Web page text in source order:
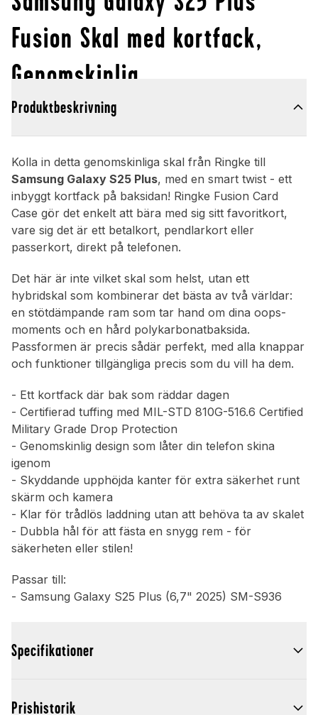
Fusion Skal med kortfack,
Genomskinlig
Produktbeskrivning
Kolla in detta genomskinliga skal från Ringke till
Samsung Galaxy S25 Plus, med en smart twist - ett
inbyggt kortfack på baksidan! Ringke Fusion Card
Case gör det enkelt att bära med sig sitt favoritkort,
vare sig det är ett betalkort, pendlarkort eller
passerkort, direkt på telefonen.
Det här är inte vilket skal som helst, utan ett
hybridskal som kombinerar det bästa av två världar:
en stötdämpande ram som tar hand om dina oops-
moments och en hård polykarbonatbaksida.
Passformen är precis sådär perfekt, med alla knappar
och funktioner tillgängliga precis som du vill ha dem.
- Ett kortfack där bak som räddar dagen
- Certifierad tuffing med MIL-STD 810G-516.6 Certified
Military Grade Drop Protection
- Genomskinlig design som låter din telefon skina
igenom
- Skyddande upphöjda kanter för extra säkerhet runt
skärm och kamera
- Klar för trådlös laddning utan att behöva ta av skalet
- Dubbla hål för att fästa en snygg rem - för
säkerheten eller stilen!
Passar till:
- Samsung Galaxy S25 Plus (6,7" 2025) SM-S936
Specifikationer
Prishistorik